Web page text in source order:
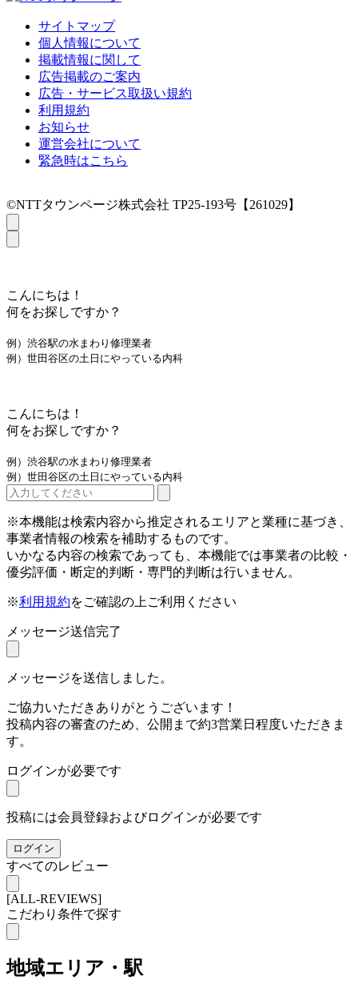
サイトマップ
個人情報について
掲載情報に関して
広告掲載のご案内
広告・サービス取扱い規約
利用規約
お知らせ
運営会社について
緊急時はこちら
©NTTタウンページ株式会社 TP25-193号【261029】
こんにちは！
何をお探しですか？
例）渋谷駅の水まわり修理業者
例）世田谷区の土日にやっている内科
こんにちは！
何をお探しですか？
例）渋谷駅の水まわり修理業者
例）世田谷区の土日にやっている内科
※本機能は検索内容から推定されるエリアと業種に基づき、
事業者情報の検索を補助するものです。
いかなる内容の検索であっても、本機能では事業者の比較・
優劣評価・断定的判断・専門的判断は行いません。
※利用規約をご確認の上ご利用ください
メッセージ送信完了
メッセージを送信しました。
ご協力いただきありがとうございます！
投稿内容の審査のため、公開まで約3営業日程度いただきま
す。
ログインが必要です
投稿には会員登録およびログインが必要です
ログイン
すべてのレビュー
[ALL-REVIEWS]
こだわり条件で探す
地域エリア・駅